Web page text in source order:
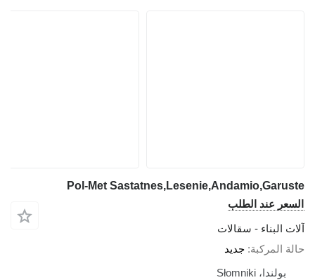
Pol-Met Sastatnes,Lesenie,Andamio,Garuste
السعر عند الطلب
آلات البناء - سقالات
حالة المركبة جديد
بولندا، Słomniki